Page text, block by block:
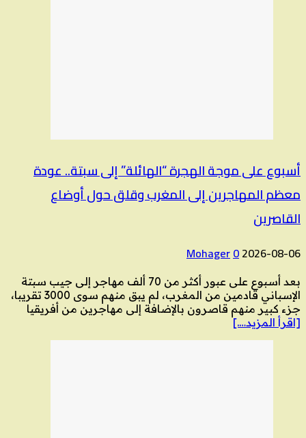
أسبوع على موجة الهجرة “الهائلة” إلى سبتة.. عودة
معظم المهاجرين إلى المغرب وقلق حول أوضاع
القاصرين
2026-08-06
Mohager0
بعد أسبوع على عبور أكثر من 70 ألف مهاجر إلى جيب سبتة
الإسباني قادمين من المغرب، لم يبق منهم سوى 3000 تقريبا،
جزء كبير منهم قاصرون بالإضافة إلى مهاجرين من أفريقيا
[اقرأ المزيد….]